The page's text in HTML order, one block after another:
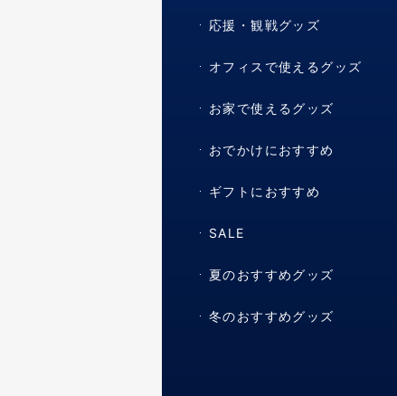
応援・観戦グッズ
オフィスで使えるグッズ
お家で使えるグッズ
おでかけにおすすめ
ギフトにおすすめ
SALE
夏のおすすめグッズ
冬のおすすめグッズ